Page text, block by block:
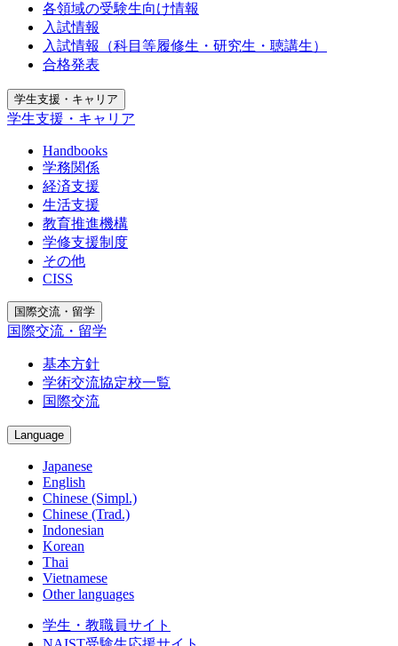
各領域の受験生向け情報
入試情報
入試情報（科目等履修生・研究生・聴講生）
合格発表
学生支援・キャリア
学生支援・キャリア
Handbooks
学務関係
経済支援
生活支援
教育推進機構
学修支援制度
その他
CISS
国際交流・留学
国際交流・留学
基本方針
学術交流協定校一覧
国際交流
Language
Japanese
English
Chinese (Simpl.)
Chinese (Trad.)
Indonesian
Korean
Thai
Vietnamese
Other languages
学生・教職員サイト